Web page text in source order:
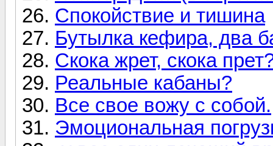
Спокойствие и тишина
Бутылка кефира, два
Скока жрет, скока
Реальные кабаны?
Все свое вожу с собой.
Эмоциональная